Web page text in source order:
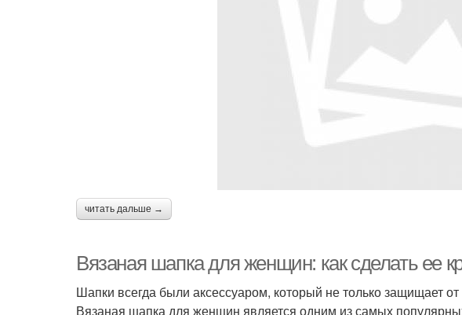
читать дальше →
Вязаная шапка для женщин: как сделать ее
Шапки всегда были аксессуаром, который не только защищает
Вязаная шапка для женщин является одним из самых